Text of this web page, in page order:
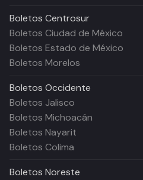
Boletos Centrosur
Boletos Ciudad de México
Boletos Estado de México
Boletos Morelos
Boletos Occidente
Boletos Jalisco
Boletos Michoacán
Boletos Nayarit
Boletos Colima
Boletos Noreste